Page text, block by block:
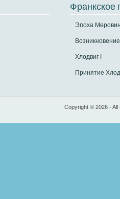
Франкское
Эпоха
Хлодвиг I
Принятие
Copyright © 2026 -